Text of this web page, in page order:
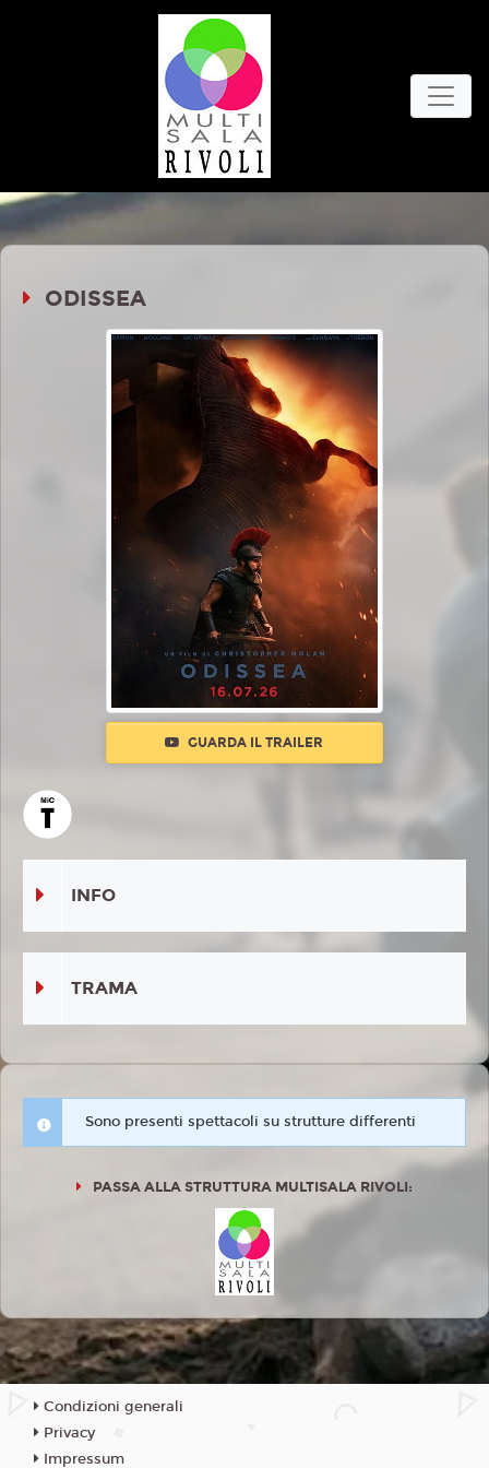
ODISSEA
GUARDA IL TRAILER
INFO
TRAMA
Sono presenti spettacoli su strutture differenti
PASSA ALLA STRUTTURA MULTISALA RIVOLI:
Condizioni generali
Privacy
Impressum